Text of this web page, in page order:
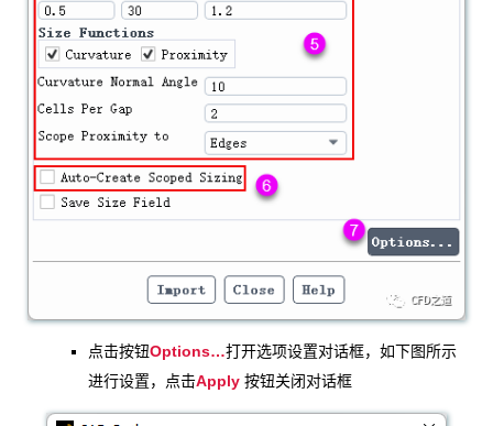
点击按钮Options…打开选项设置对话框，如下图所示
进行设置，点击Apply 按钮关闭对话框